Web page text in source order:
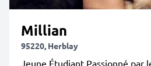
Millian
95220, Herblay
Jeune Étudiant Passionné par